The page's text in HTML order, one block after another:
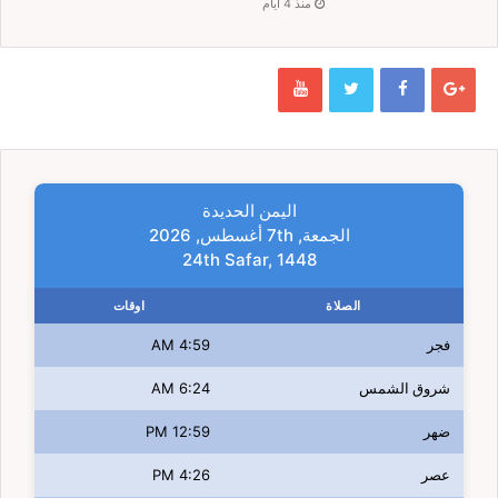
منذ 4 أيام
اليمن الحديدة
الجمعة, 7th أغسطس, 2026
24th Safar, 1448
الصلاة اوقات
فجر 4:59 AM
شروق الشمس 6:24 AM
ضهر 12:59 PM
عصر 4:26 PM